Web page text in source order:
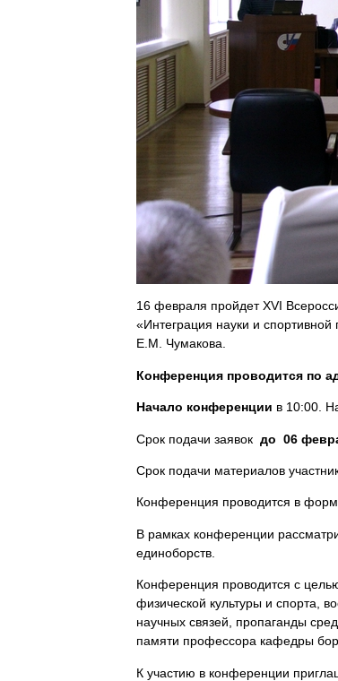
16 февраля пройдет XVI
«Интеграция науки и
Е.М. Чумакова.
Конференция проводится по
Начало конференции в 10:00.
Срок подачи заявок до 06
Срок подачи материалов
Конференция проводится в
В рамках конференции
единоборств.
Конференция проводится с
физической культуры и спорта,
научных связей, пропаганды
памяти профессора кафедры
К участию в конференции